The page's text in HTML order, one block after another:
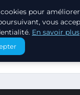
PASSIONNÉS : IDÉES
pour
vous
En savoir plus